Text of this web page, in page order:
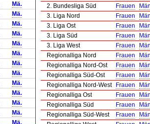
Mä.
Mä.
Mä.
Mä.
Mä.
Mä.
Mä.
Mä.
Mä.
Mä.
Mä.
Mä.
Mä.
2. Bundesliga Süd
Frauen
3. Liga Nord
Frauen
3. Liga Ost
Frauen
3. Liga Süd
Frauen
3. Liga West
Frauen
Regionalliga Nord
Frauen
Regionalliga Nord-Ost
Frauen
Regionalliga Süd-Ost
Frauen
Regionalliga Nord-West
Frauen
Regionalliga Ost
Frauen
Regionalliga Süd
Frauen
Regionalliga Süd-West
Frauen